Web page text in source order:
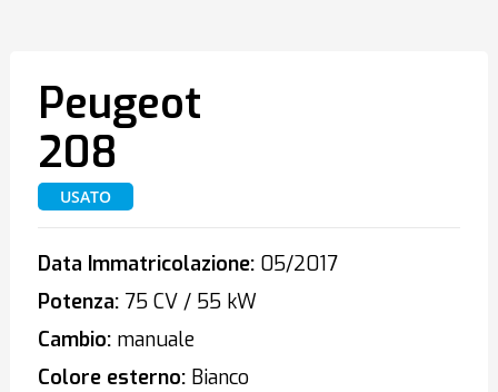
Peugeot
208
USATO
Data Immatricolazione:05/2017
Potenza:75 CV / 55 kW
Cambio:manuale
Colore esterno:Bianco